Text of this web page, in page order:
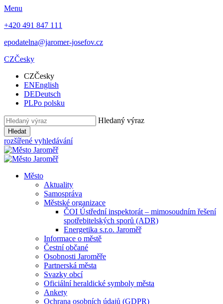
Menu
+420 491 847 111
epodatelna@jaromer-josefov.cz
CZČesky
CZČesky
ENEnglish
DEDeutsch
PLPo polsku
Hledaný výraz
Hledat
rozšířené vyhledávání
Město
Aktuality
Samospráva
Městské organizace
ČOI Ústřední inspektorát – mimosoudním řešení
spotřebitelských sporů (ADR)
Energetika s.r.o. Jaroměř
Informace o městě
Čestní občané
Osobnosti Jaroměře
Partnerská města
Svazky obcí
Oficiální heraldické symboly města
Ankety
Ochrana osobních údajů (GDPR)